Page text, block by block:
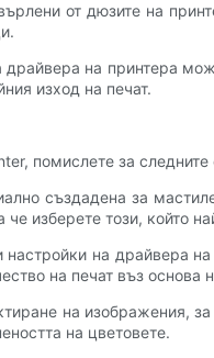
от дюзите на
на принтера
изход на печат.
помислете за следните
създадена за
изберете този, който
на драйвера
на печат въз основа
на изображения,
на цветовете.